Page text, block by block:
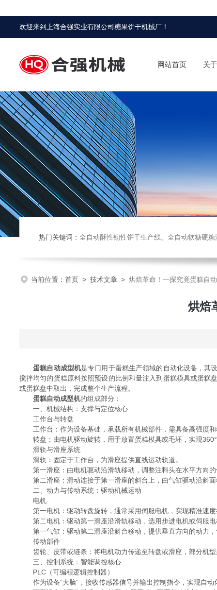
欢迎来到 上海合强实业有限公司糖果饼干机械厂 ！
网站首页 关
热门关键词： 全自动酥性韧性饼干生产线、全自动软糖硬糖浇注生产线、巧克力浇注生产线、桃酥饼干机、多功能曲奇机、热风旋
当前位置： 首页 > 技术文章 > 烘焙革命！一探究竟蛋糕自
烘焙
蛋糕自动成型机是专门用于蛋糕生产领域的自动化设备，其
搅拌均匀的蛋糕原料按照预设的比例和量注入到蛋糕模具或蛋糕
或蛋糕盘中取出，完成整个生产流程。
蛋糕自动成型机的组成部分：
一、机械结构：支撑与定位核心
工作台与转盘
工作台：作为设备基础，承载所有机械部件，需具备高强度和
转盘：由电机驱动旋转，用于放置蛋糕模具或毛坯，实现
滑轨与滑座系统
滑轨：固定于工作台，为滑座提供直线运动轨道。
第一滑座：由电机驱动沿滑轨移动，调整注料头在水平方向的
第二滑座：滑动连接于第一滑座的斜台上，由气缸驱动沿斜面
二、动力与传动系统：驱动机械运动
电机
第一电机：驱动转盘旋转，通常采用伺服电机，实现精准速度
第二电机：驱动第一滑座沿滑轨移动，选用步进电机或伺服电
第一气缸：驱动第二滑座沿斜台移动，提供垂直方向的动力，
传动部件
齿轮、皮带或链条：将电机动力传递至转盘或滑座，部分机型
三、控制系统：智能调控核心
PLC（可编程逻辑控制器）
作为设备“大脑”，接收传感器信号并输出控制指令，实现自动